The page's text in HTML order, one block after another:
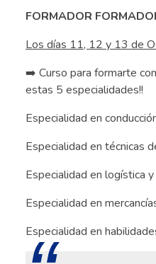
FORMADOR
Los días 11, 12 y 13 de
➡️ Curso para formarte
estas 5 especialidades!!
Especialidad en
Especialidad en técnicas
Especialidad en logística
Especialidad en
Especialidad en